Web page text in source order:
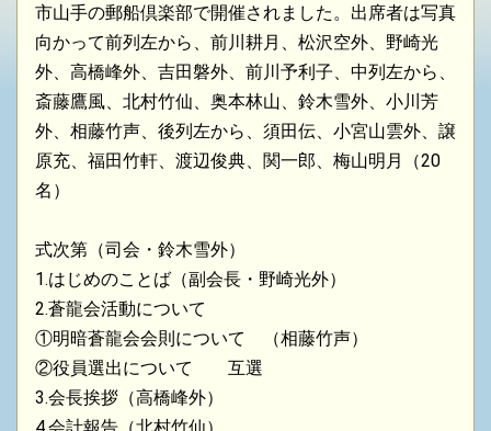
市山手の郵船倶楽部で開催されました。出席者は写真
向かって前列左から、前川耕月、松沢空外、野崎光
外、高橋峰外、吉田磐外、前川予利子、中列左から、
斎藤鷹風、北村竹仙、奥本林山、鈴木雪外、小川芳
外、相藤竹声、後列左から、須田伝、小宮山雲外、譲
原充、福田竹軒、渡辺俊典、関一郎、梅山明月（20
名）
式次第（司会・鈴木雪外）
1.はじめのことば（副会長・野崎光外）
2.蒼龍会活動について
①明暗蒼龍会会則について （相藤竹声）
②役員選出について 互選
3.会長挨拶（高橋峰外）